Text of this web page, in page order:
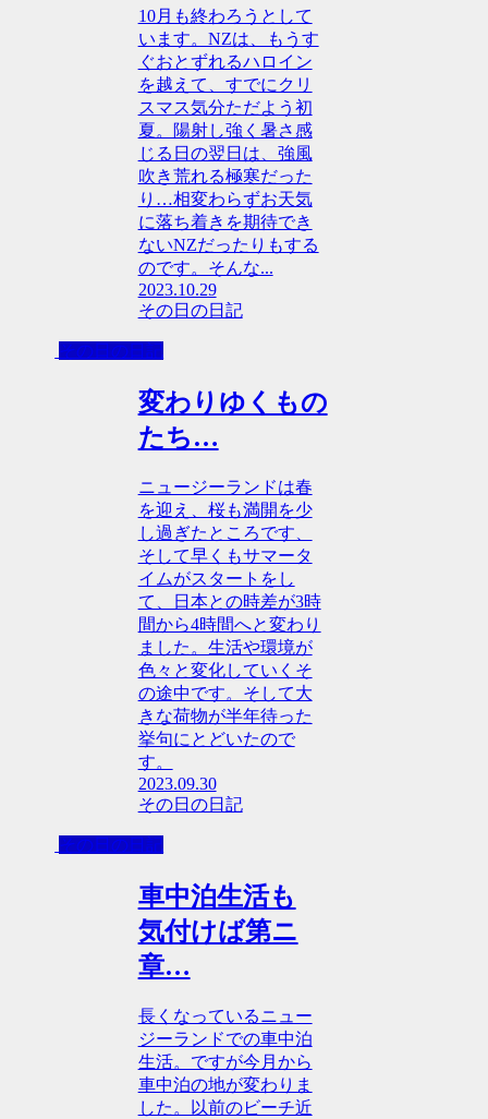
10月も終わろうとして
います。NZは、もうす
ぐおとずれるハロイン
を越えて、すでにクリ
スマス気分ただよう初
夏。陽射し強く暑さ感
じる日の翌日は、強風
吹き荒れる極寒だった
り…相変わらずお天気
に落ち着きを期待でき
ないNZだったりもする
のです。そんな...
2023.10.29
その日の日記
その日の日記
変わりゆくもの
たち…
ニュージーランドは春
を迎え、桜も満開を少
し過ぎたところです、
そして早くもサマータ
イムがスタートをし
て、日本との時差が3時
間から4時間へと変わり
ました。生活や環境が
色々と変化していくそ
の途中です。そして大
きな荷物が半年待った
挙句にとどいたので
す。
2023.09.30
その日の日記
その日の日記
車中泊生活も
気付けば第ニ
章…
長くなっているニュー
ジーランドでの車中泊
生活。ですが今月から
車中泊の地が変わりま
した。以前のビーチ近